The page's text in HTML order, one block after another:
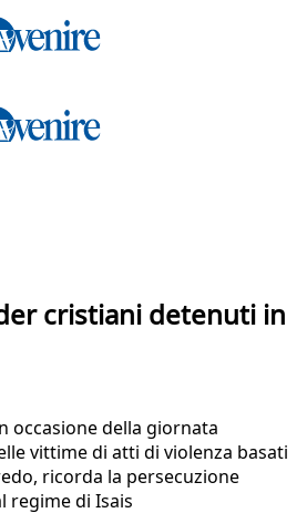
cristiani detenuti in
occasione della giornata
vittime di atti di violenza basati
ricorda la persecuzione
regime di Isais